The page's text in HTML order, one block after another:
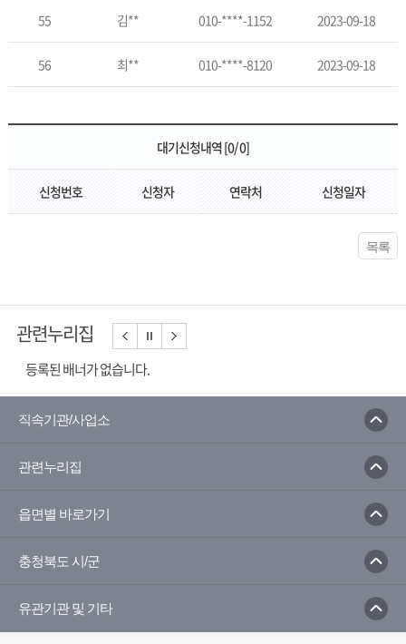
55 김** 010-****-1152 2023-09-18
56 최** 010-****-8120 2023-09-18
대기신청내역 [0/ 0]
신청번호 신청자 연락처 신청일자
목록
관련누리집
등록된 배너가 없습니다.
직속기관/사업소
관련누리집
읍면별 바로가기
충청북도 시/군
유관기관 및 기타